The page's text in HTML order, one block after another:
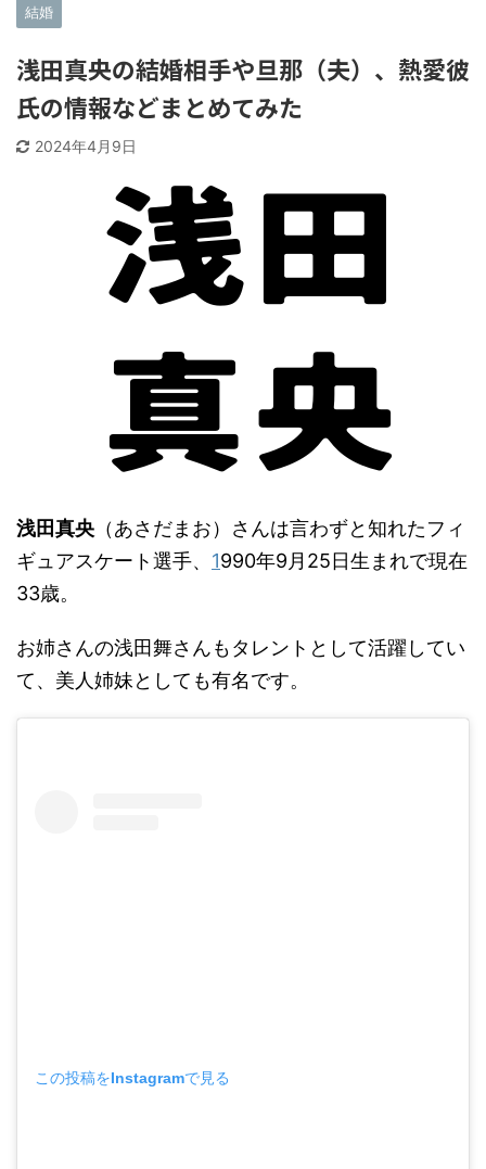
結婚
浅田真央の結婚相手や旦那（夫）、熱愛彼
氏の情報などまとめてみた
2024年4月9日
浅田真央 （あさだまお）さんは言わずと知れたフィ
ギュアスケート選手、 1990年9月25日生まれで現在
33歳。
お姉さんの浅田舞さんもタレントとして活躍してい
て、美人姉妹としても有名です。
この投稿をInstagramで見る